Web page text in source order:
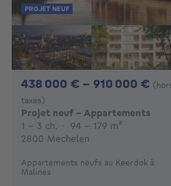
PROJET NEUF
438 000 € - 910 000 €
taxes)
Projet neuf - Appartements
1 - 3 Chambres
1 - 3 ch. · 94 - 179 m²
2800 Mechelen
Appartements neufs au Keerdok à
Malines